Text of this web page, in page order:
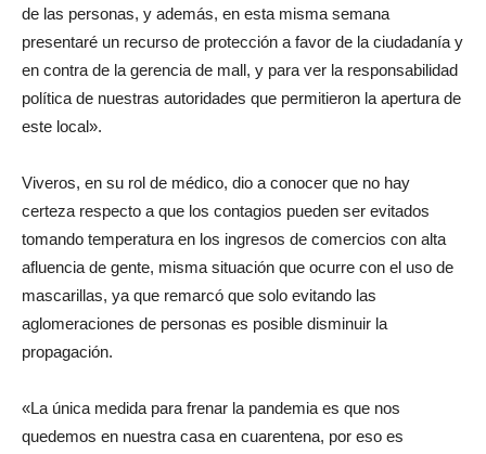
de las personas, y además, en esta misma semana
presentaré un recurso de protección a favor de la ciudadanía y
en contra de la gerencia de mall, y para ver la responsabilidad
política de nuestras autoridades que permitieron la apertura de
este local».
Viveros, en su rol de médico, dio a conocer que no hay
certeza respecto a que los contagios pueden ser evitados
tomando temperatura en los ingresos de comercios con alta
afluencia de gente, misma situación que ocurre con el uso de
mascarillas, ya que remarcó que solo evitando las
aglomeraciones de personas es posible disminuir la
propagación.
«La única medida para frenar la pandemia es que nos
quedemos en nuestra casa en cuarentena, por eso es